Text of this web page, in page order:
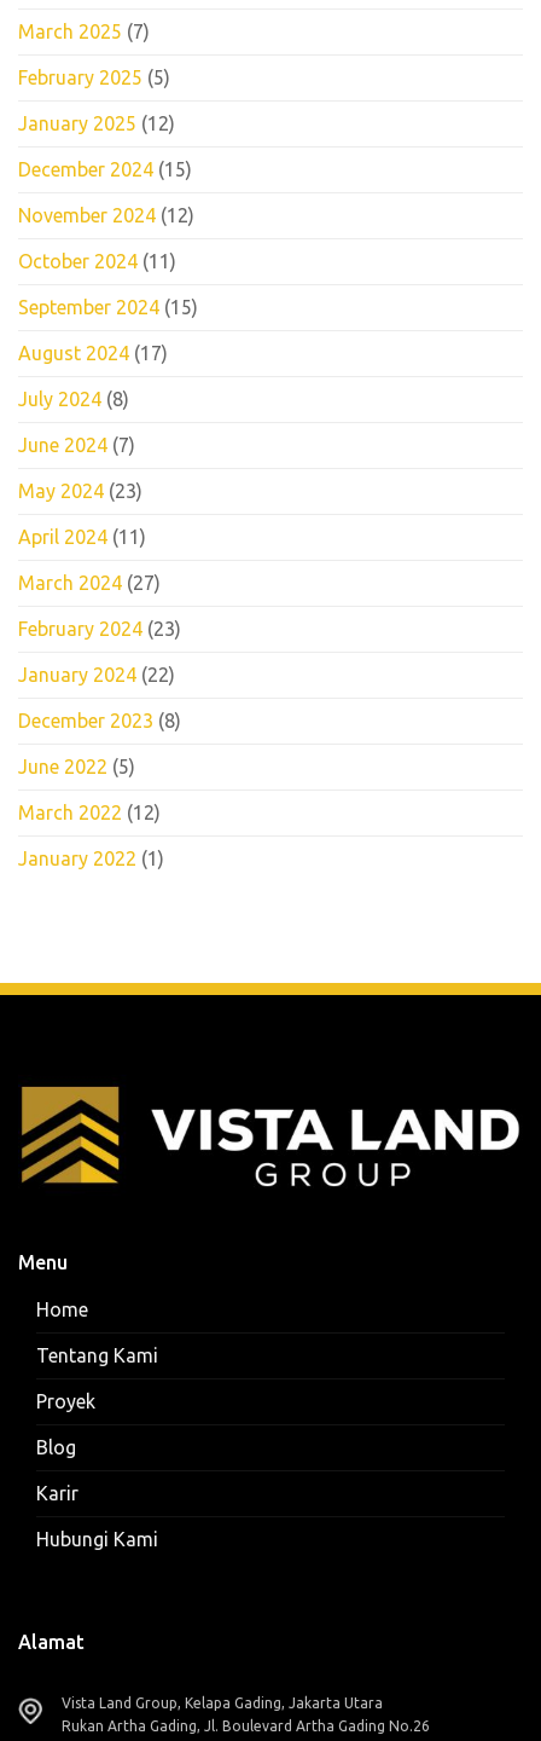
March 2025 (7)
February 2025 (5)
January 2025 (12)
December 2024 (15)
November 2024 (12)
October 2024 (11)
September 2024 (15)
August 2024 (17)
July 2024 (8)
June 2024 (7)
May 2024 (23)
April 2024 (11)
March 2024 (27)
February 2024 (23)
January 2024 (22)
December 2023 (8)
June 2022 (5)
March 2022 (12)
January 2022 (1)
Menu
Home
Tentang Kami
Proyek
Blog
Karir
Hubungi Kami
Alamat
Vista Land Group, Kelapa Gading, Jakarta Utara
Rukan Artha Gading, Jl. Boulevard Artha Gading No.26